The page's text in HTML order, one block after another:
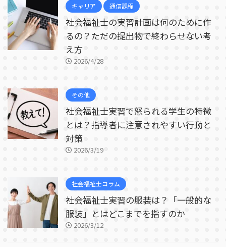
キャリア 通信課程
社会福祉士の実習計画は何のために作
るの？ただの提出物で終わらせない考
え方
2026/4/28
その他
社会福祉士実習で怒られる学生の特徴
とは？指導者に注意されやすい行動と
対策
2026/3/19
社会福祉士コラム
社会福祉士実習の服装は？「一般的な
服装」とはどこまでを指すのか
2026/3/12